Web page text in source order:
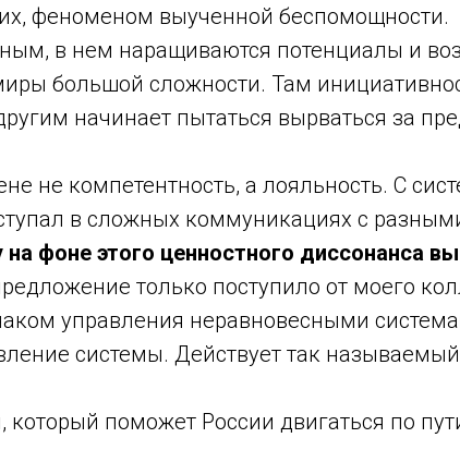
феноменом выученной беспомощности.
в нем наращиваются потенциалы и
большой сложности. Там
начинает пытаться вырваться за
не компетентность, а лояльность. С
в сложных коммуникациях с
фоне этого ценностного диссонанса
только поступило от моего
управления неравновесными
системы. Действует так
поможет России двигаться по